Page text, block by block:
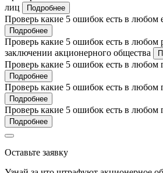
лиц
Подробнее
Проверь какие 5 ошибок есть в любом
Подробнее
Проверь какие 5 ошибок есть в любом
заключении акционерного общества
Проверь какие 5 ошибок есть в любом
Подробнее
Проверь какие 5 ошибок есть в любом
Подробнее
Проверь какие 5 ошибок есть в любом
Подробнее
Оставьте заявку